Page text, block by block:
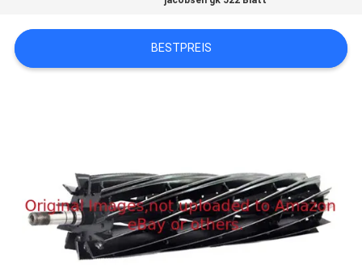
SIE EIN
ZITAT
POLICY
BESTPREIS